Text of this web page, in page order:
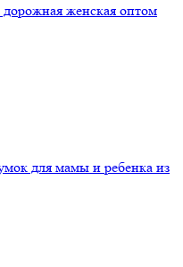
женская оптом
для мамы и ребенка из